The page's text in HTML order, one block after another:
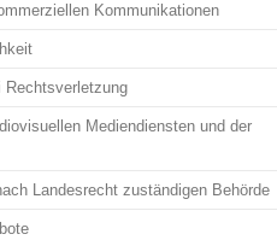
Kommunikationen
Rechtsverletzung
Mediendiensten und der
Landesrecht zuständigen Behörde